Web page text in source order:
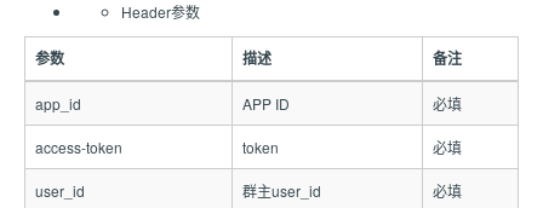
Header参数
参数 描述 备注
app_id APP ID 必填
access-token token 必填
user_id 群主user_id 必填